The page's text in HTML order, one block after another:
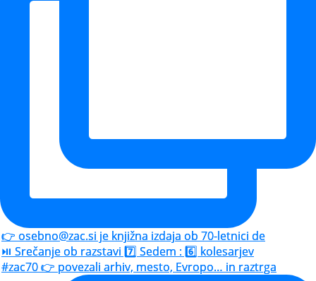
👉 osebno@zac.si je knjižna izdaja ob 70-letnici de
⏯️ Srečanje ob razstavi 7️⃣ Sedem : 6️⃣ kolesarjev
#zac70 👉 povezali arhiv, mesto, Evropo… in raztrga